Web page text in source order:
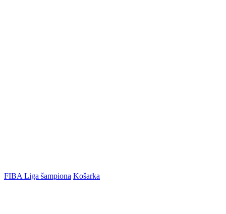
FIBA Liga šampiona Košarka